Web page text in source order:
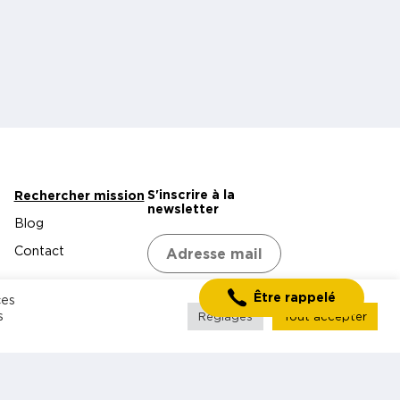
Être rappelé
Rechercher mission
Blog
Contact
S'inscrire à la
newsletter
Réglages Tout accepter